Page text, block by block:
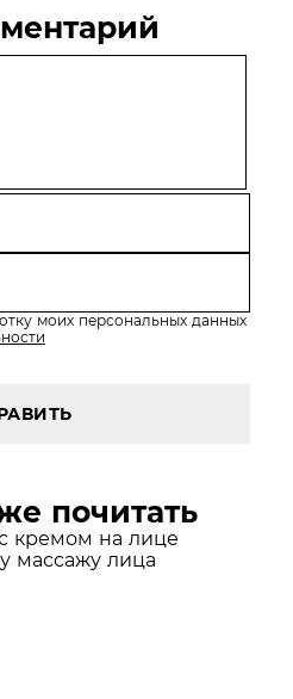
моих персональных данных
почитать